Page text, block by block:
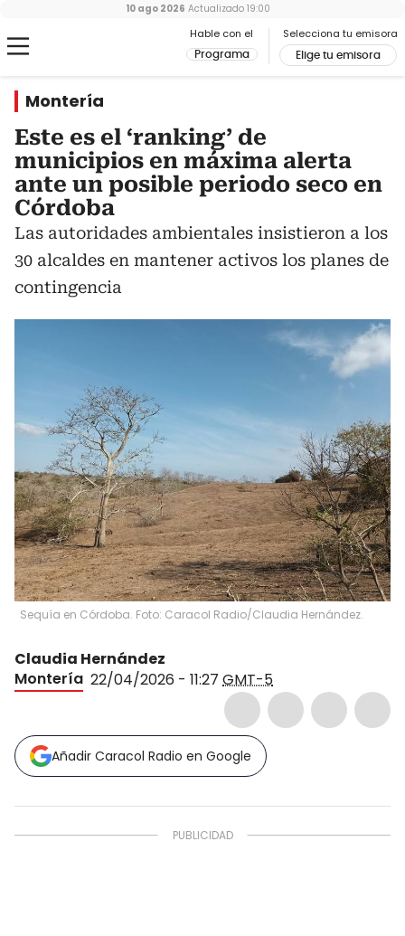
Hable con el
Programa
Selecciona tu emisora
Elige tu emisora
10 ago 2026 Actualizado 19:00
Montería
Este es el ‘ranking’ de
municipios en máxima alerta
ante un posible periodo seco en
Córdoba
Las autoridades ambientales insistieron a los
30 alcaldes en mantener activos los planes de
contingencia
Sequía en Córdoba. Foto: Caracol Radio/Claudia Hernández.
Claudia Hernández
Montería 22/04/2026 - 11:27 GMT-5
Añadir Caracol Radio en Google